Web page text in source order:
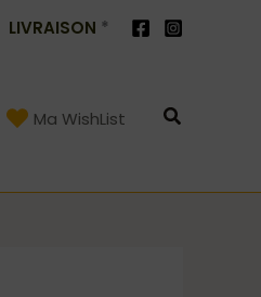
LIVRAISON *
Ma WishList